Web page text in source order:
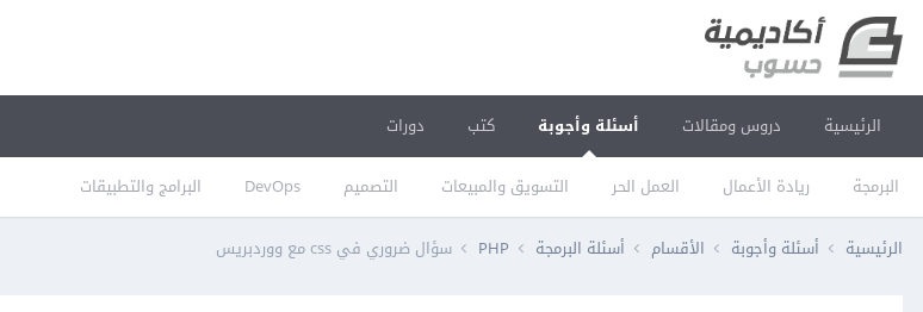
الرئيسية دروس ومقالات أسئلة وأجوبة
البرمجة ريادة الأعمال العمل الحر التسويق والمبيعات التصميم DevOps البرامج والتطبيقات
كتب دورات
الرئيسية أسئلة وأجوبة الأقسام أسئلة البرمجة PHP سؤال ضروري في css مع ووردبريس